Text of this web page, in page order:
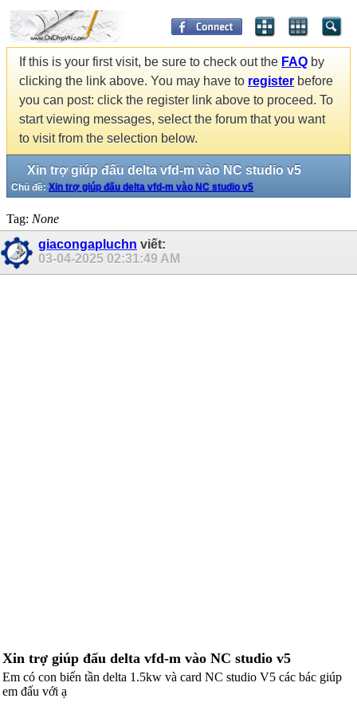
If this is your first visit, be sure to check out the FAQ by
clicking the link above. You may have to register before
you can post: click the register link above to proceed. To
start viewing messages, select the forum that you want
to visit from the selection below.
Xin trợ giúp đấu delta vfd-m vào NC studio v5
Chủ đề: Xin trợ giúp đấu delta vfd-m vào NC studio v5
Tag: None
giacongapluchn viết:
03-04-2025 02:31:49 AM
Xin trợ giúp đấu delta vfd-m vào NC studio v5
Em có con biến tần delta 1.5kw và card NC studio V5 các bác giúp
em đấu với ạ